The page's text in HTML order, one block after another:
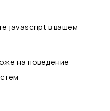
javascript в вашем
на поведение